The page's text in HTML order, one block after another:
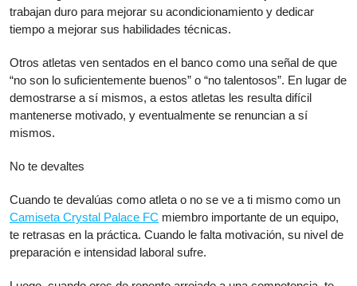
trabajan duro para mejorar su acondicionamiento y dedicar
tiempo a mejorar sus habilidades técnicas.
Otros atletas ven sentados en el banco como una señal de que
“no son lo suficientemente buenos” o “no talentosos”. En lugar de
demostrarse a sí mismos, a estos atletas les resulta difícil
mantenerse motivado, y eventualmente se renuncian a sí
mismos.
No te devaltes
Cuando te devalúas como atleta o no se ve a ti mismo como un
Camiseta Crystal Palace FC miembro importante de un equipo,
te retrasas en la práctica. Cuando le falta motivación, su nivel de
preparación e intensidad laboral sufre.